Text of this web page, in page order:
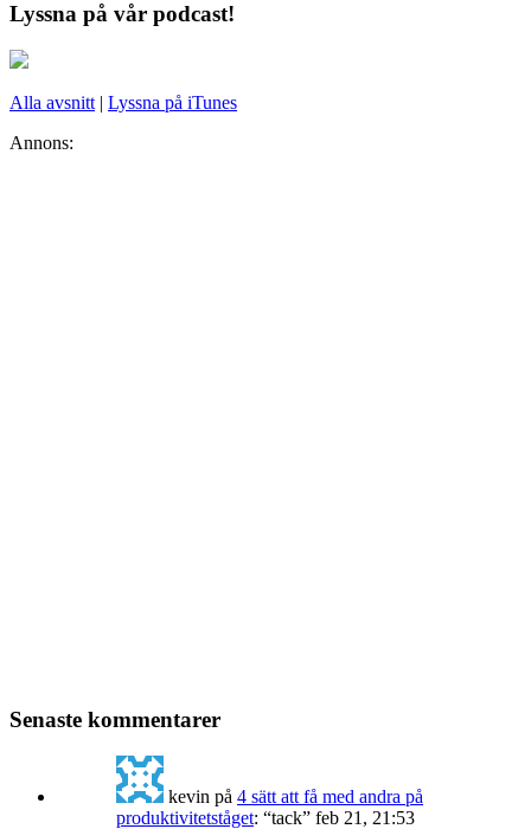
Lyssna på vår podcast!
Alla avsnitt | Lyssna på iTunes
Annons:
Senaste kommentarer
kevin på 4 sätt att få med andra på
produktivitetståget: “tack” feb 21, 21:53